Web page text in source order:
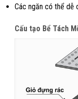
Các ngăn có thể dễ
Cấu tạo Bể Tách